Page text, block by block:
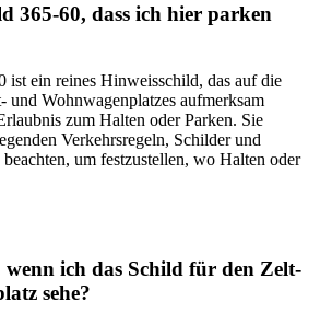
365-60, dass ich hier parken
ist ein reines Hinweisschild, das auf die
und Wohnwagenplatzes aufmerksam
zum Halten oder Parken. Sie
Verkehrsregeln, Schilder und
um festzustellen, wo Halten oder
wenn ich das Schild für den Zelt-
sehe?